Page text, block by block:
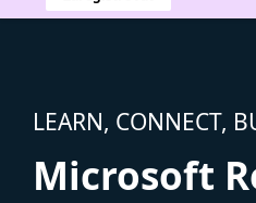
LEARN, CONNECT,
Microsoft